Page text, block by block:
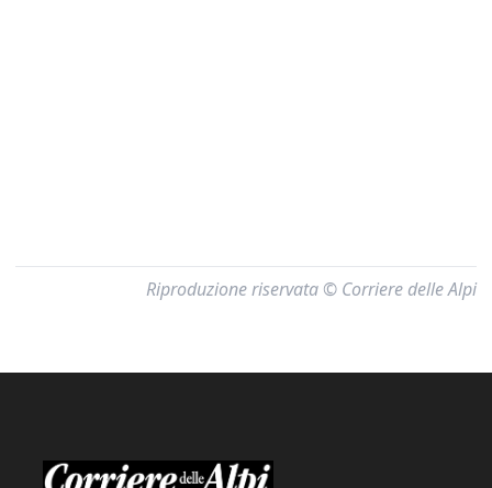
Riproduzione riservata © Corriere delle Alpi